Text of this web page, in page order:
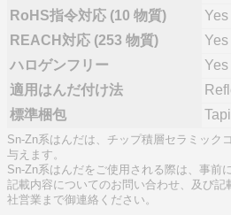
RoHS指令対応 (10 物質)
Yes
REACH対応 (253 物質)
Yes
ハロゲンフリー
Yes
適用はんだ付け法
標準梱包
Sn-Zn系はんだは、チップ積層セラミック
与えます。
Sn-Zn系はんだをご使用される際は、事前
記載内容についてのお問い合わせ、及び
社営業まで御連絡ください。